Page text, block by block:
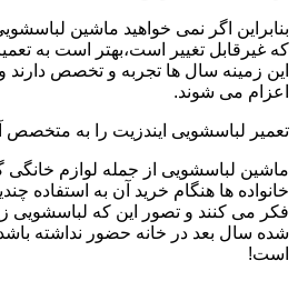
بنابراین اگر نمی خواهید ماشین
که غیرقابل تغییر است،بهتر است به
این زمینه سال ها تجربه و تخصص دارند
اعزام می شوند.
تعمیر لباسشویی ایندزیت را به متخصص
ماشین لباسشویی از جمله لوازم
خانواده ها هنگام خرید آن به استفاده
فکر می کنند و تصور این که لباسشویی
شده سال بعد در خانه حضور نداشته
است!